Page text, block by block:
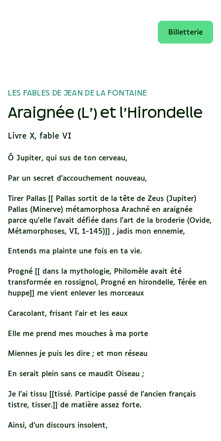
Billetterie
LES FABLES DE JEAN DE LA FONTAINE
Araignée (L’) et l’Hirondelle
Livre X, fable VI
Ô Jupiter, qui sus de ton cerveau,
Par un secret d’accouchement nouveau,
Tirer Pallas [[ Pallas sortit de la tête de Zeus (Jupiter)
Pallas (Minerve) métamorphosa Arachné en araignée
parce qu'elle l'avait défiée dans l'art de la broderie (Ovide,
Métamorphoses, VI, 1-145)]] , jadis mon ennemie,
Entends ma plainte une fois en ta vie.
Progné [[ dans la mythologie, Philomèle avait été
transformée en rossignol, Progné en hirondelle, Térée en
huppe]] me vient enlever les morceaux
Caracolant, frisant l’air et les eaux
Elle me prend mes mouches à ma porte
Miennes je puis les dire ; et mon réseau
En serait plein sans ce maudit Oiseau ;
Je l’ai tissu [[tissé. Participe passé de l'ancien français
tistre, tisser.]] de matière assez forte.
Ainsi, d’un discours insolent,